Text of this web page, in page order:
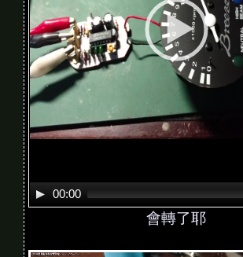
a
y
e
r
00:00
會轉了耶